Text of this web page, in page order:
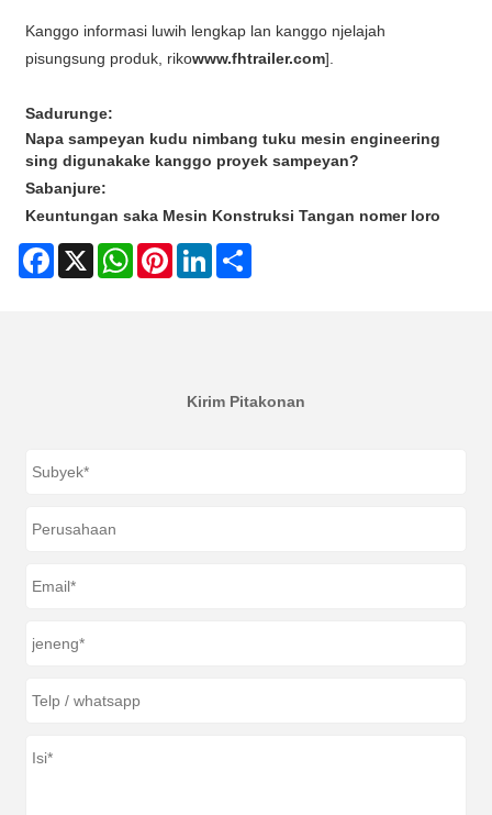
Kanggo informasi luwih lengkap lan kanggo njelajah
pisungsung produk, rikowww.fhtrailer.com].
Sadurunge:
Napa sampeyan kudu nimbang tuku mesin engineering
sing digunakake kanggo proyek sampeyan?
Sabanjure:
Keuntungan saka Mesin Konstruksi Tangan nomer loro
Facebook
X WhatsAppPinterestLinkedIn
Kirim Pitakonan